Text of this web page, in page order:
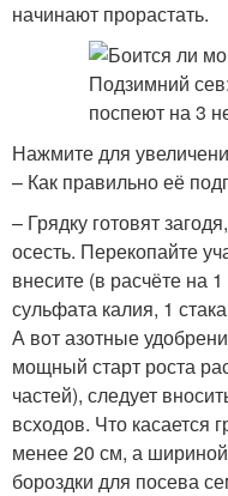
начинают ­прорастать.
Нажмите для
– Как правильно её
– Грядку готовят
осесть. Перекопайте
внесите (в расчёте на
сульфата калия, 1
А вот азотные
мощный старт роста
частей), следует
всходов. Что касается
менее 20 см, а
бороздки для посева